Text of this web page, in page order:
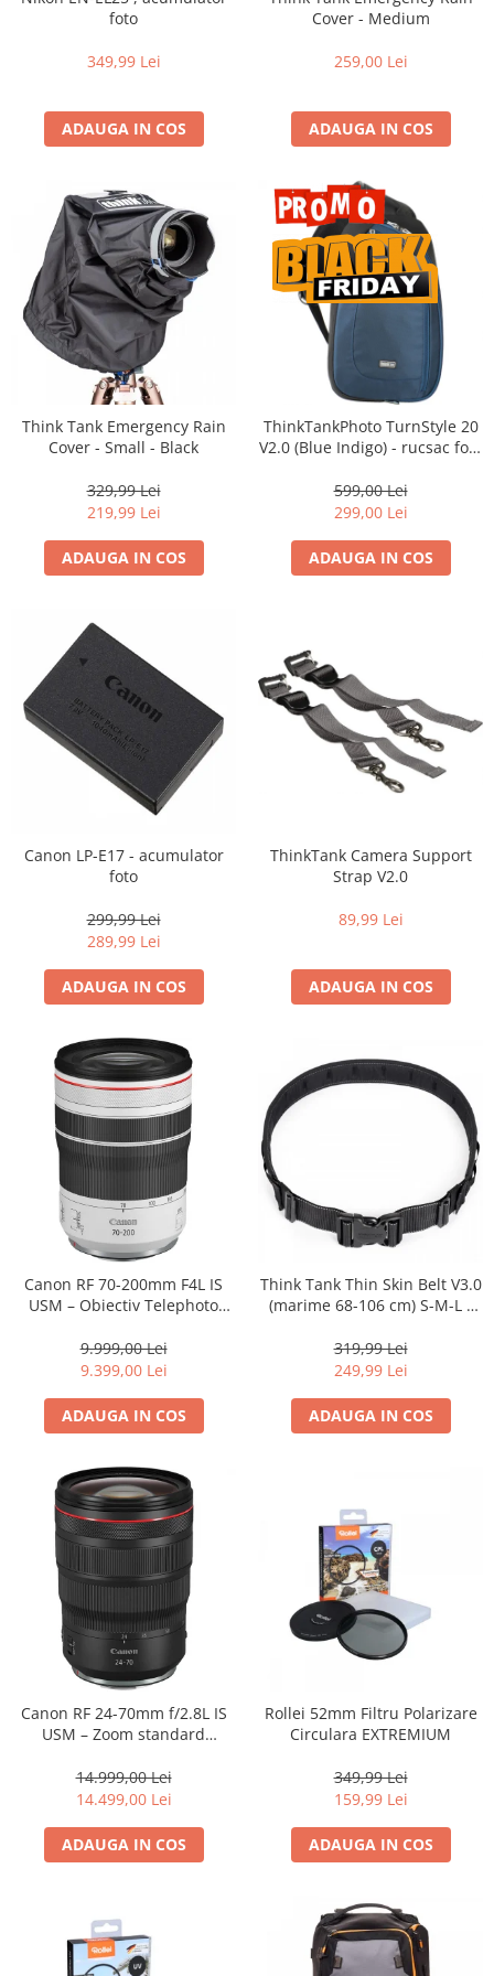
Accesorii diverse
foto
349,99 Lei
ADAUGA IN COS
Cover - Medium
259,00 Lei
ADAUGA IN COS
Think Tank Emergency Rain
Cover - Small - Black
329,99 Lei
219,99 Lei
ADAUGA IN COS
ThinkTankPhoto TurnStyle 20
V2.0 (Blue Indigo) - rucsac foto
599,00 Lei
299,00 Lei
ADAUGA IN COS
Canon LP-E17 - acumulator
foto
299,99 Lei
289,99 Lei
ADAUGA IN COS
ThinkTank Camera Support
Strap V2.0
89,99 Lei
ADAUGA IN COS
Canon RF 70-200mm F4L IS
USM – Obiectiv Telephoto
9.999,00 Lei
9.399,00 Lei
ADAUGA IN COS
Think Tank Thin Skin Belt V3.0
(marime 68-106 cm) S-M-L -
319,99 Lei
249,99 Lei
ADAUGA IN COS
Canon RF 24-70mm f/2.8L IS
USM – Zoom standard
14.999,00 Lei
14.499,00 Lei
ADAUGA IN COS
Rollei 52mm Filtru Polarizare
Circulara EXTREMIUM
349,99 Lei
159,99 Lei
ADAUGA IN COS